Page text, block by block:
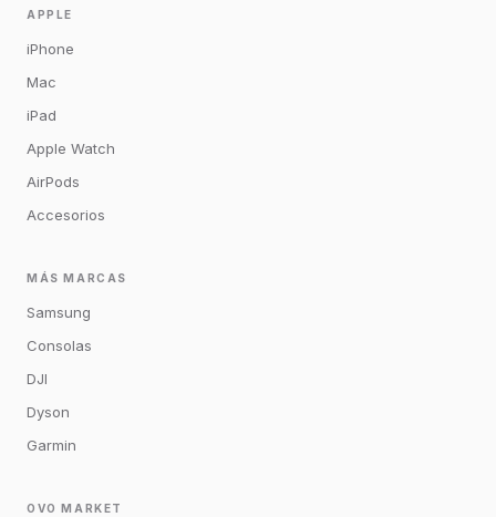
APPLE
iPhone
Mac
iPad
Apple Watch
AirPods
Accesorios
MÁS MARCAS
Samsung
Consolas
DJI
Dyson
Garmin
OVO MARKET